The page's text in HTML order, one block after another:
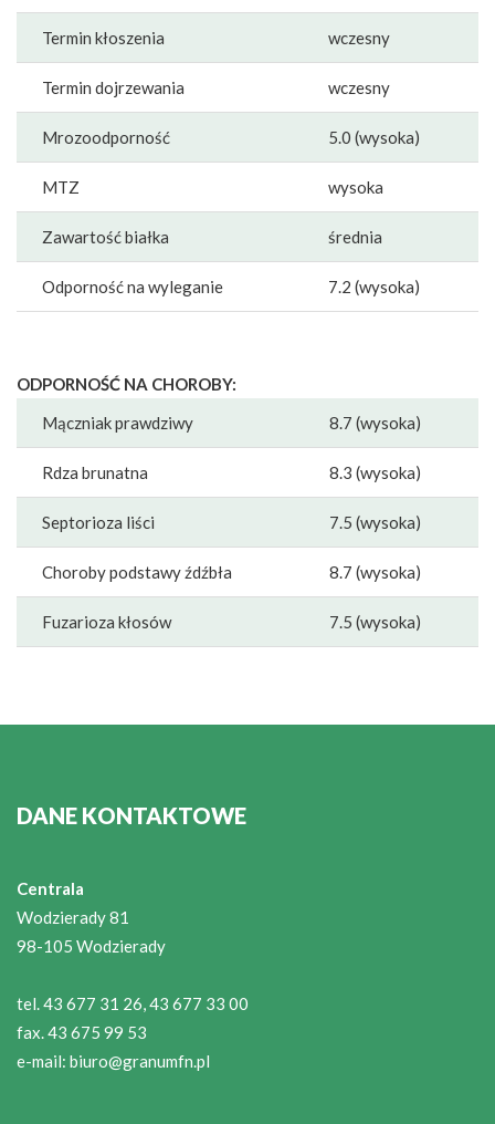
Termin kłoszenia wczesny
Termin dojrzewania wczesny
Mrozoodporność 5.0 (wysoka)
MTZ wysoka
Zawartość białka średnia
Odporność na wyleganie 7.2 (wysoka)
ODPORNOŚĆ NA CHOROBY:
Mączniak prawdziwy
8.7 (wysoka)
Rdza brunatna 8.3 (wysoka)
Septorioza liści 7.5 (wysoka)
Choroby podstawy źdźbła 8.7 (wysoka)
Fuzarioza kłosów 7.5 (wysoka)
DANE KONTAKTOWE
Centrala
Wodzierady 81
98-105 Wodzierady
tel. 43 677 31 26, 43 677 33 00
fax. 43 675 99 53
e-mail: biuro@granumfn.pl